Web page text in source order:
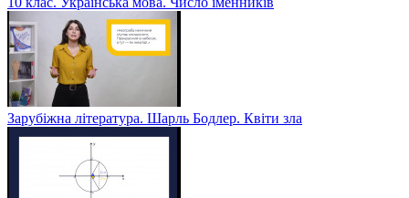
Зарубіжна література. Шарль Бодлер. Квіти зла